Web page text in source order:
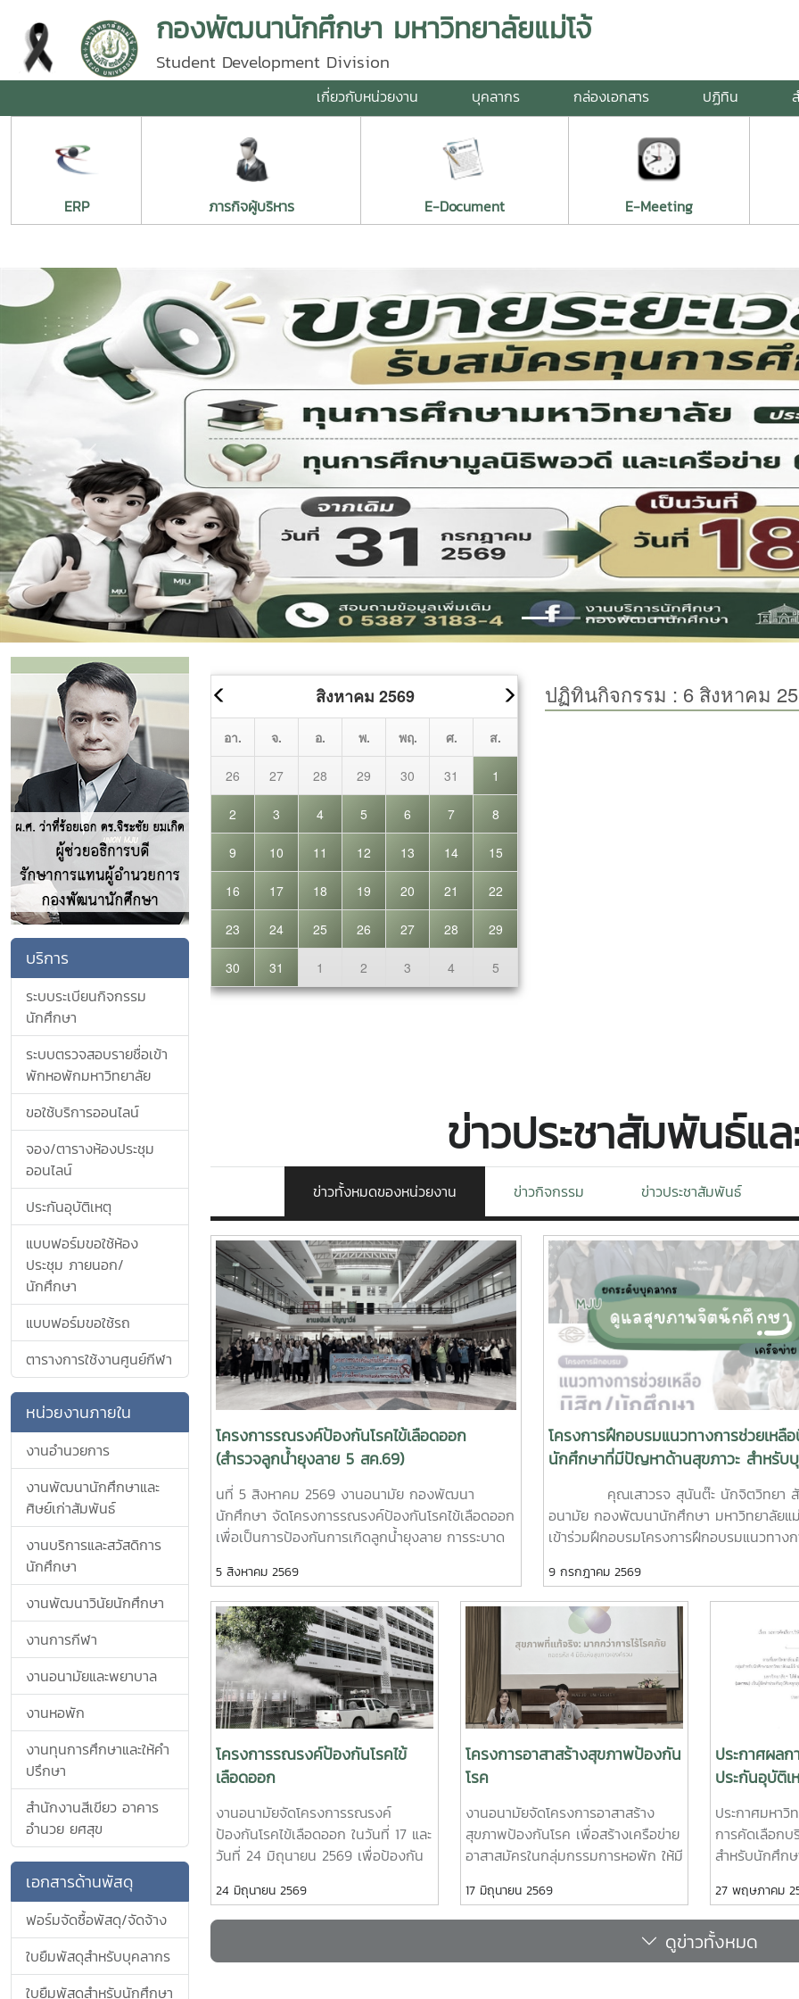
กองพัฒนานักศึกษา มหาวิทยาลัยแม่โจ้
Student Development Division
เกี่ยวกับหน่วยงาน บุคลากร กล่องเอกสาร ปฏิทิน
ERP ภารกิจผู้บริหาร E-Document E-Meeting
Previous
บริการ
ระบบระเบียนกิจกรรม
นักศึกษา
ระบบตรวจสอบรายชื่อเข้า
พักหอพักมหาวิทยาลัย
ขอใช้บริการออนไลน์
จอง/ตารางห้องประชุม
ออนไลน์
ประกันอุบัติเหตุ
แบบฟอร์มขอใช้ห้อง
ประชุม ภายนอก/
นักศึกษา
แบบฟอร์มขอใช้รถ
ตารางการใช้งานศูนย์กีฬา
หน่วยงานภายใน
งานอำนวยการ
งานพัฒนานักศึกษาและ
ศิษย์เก่าสัมพันธ์
งานบริการและสวัสดิการ
นักศึกษา
งานพัฒนาวินัยนักศึกษา
งานการกีฬา
งานอนามัยและพยาบาล
งานหอพัก
งานทุนการศึกษาและให้คำ
ปรึกษา
สำนักงานสีเขียว อาคาร
อำนวย ยศสุข
เอกสารด้านพัสดุ
ฟอร์มจัดซื้อพัสดุ/จัดจ้าง
ใบยืมพัสดุสำหรับบุคลากร
ใบยืมพัสดุสำหรับนักศึกษา
ข่าวประชาสัมพันธ์แ
ข่าวทั้งหมดของหน่วยงาน ข่าวกิจกรรม ข่าวประชาสัมพันธ์
โครงการรณรงค์ป้องกันโรคไข้เลือดออก
(สำรวจลูกน้ำยุงลาย 5 สค.69)
นที่ 5 สิงหาคม 2569 งานอนามัย กองพัฒนา
นักศึกษา จัดโครงการรณรงค์ป้องกันโรคไข้เลือดออก
เพื่อเป็นการป้องกันการเกิดลูกน้ำยุงลาย การระบาด
หน้าที่ศูนย์สุขภาพชุมชนตำบลหนองหาร และนักศึกษา
จิตอาสา ร่วมกันสำรวจทำลายแหล่งเพาะพันธุ์ยุงลาย
บริเวณ บ้านพักบุคลากร แฟลต และบริเวณพื้นที่่โดย
รอบมหาวิทยาลัยแม่โจ้ ทั้งนี้ได้รับความอนุเคราะห์รถ
รับนักศึกษาจากกองกายภาพและสิ่งแวดล้อม
5 สิงหาคม 2569
โครงการฝึกอบรมแนวทางการช่วยเหลื
นักศึกษาที่มีปัญหาด้านสุขภาวะ สำหรับ
ผู้ปฏิบัติงานด้านสุขภาพจิต
คุณเสาวรจ สุนันต๊ะ นักจิตวิทยา สั
อนามัย กองพัฒนานักศึกษา มหาวิทยาลัยแ
เข้าร่วมฝึกอบรมโครงการฝึกอบรมแนวทาง
บุคลากรผู้ปฏิบัติงานด้านสุขภาพจิตระหว่าง
กรกฎาคม 2569 ณ ห้องบรรยาย ชั้น 1 ก
นิสิต อาคารระพีสาคริก มหาวิทยาลัย
เกษตรศาสตร์ โดยมีผู้บริหารและบุคลากรจา
ข่าย ทปอ. และเครือข่ายสมาคมอุดมศึกษาเ
ประเทศไทย (สสอท.) การอบรมครั้งนี้มุ่งเน้
พัฒนาองค์ความรู้และทักษะที่จำเป็นในการดู
นักศึกษา ครอบคลุมตั้งแต่:ความรู้พื้นฐานด้
จิต: เรียนรู้แนวโน้มปัญหา และปัจจัยเสี่ยงต่
คัดกรองและประเมินสุขภาพจิตเบื้องต้น: ด้ว
มือมาตรฐาน เช่น DASS-21, PHQ-9 และ
ทักษะการให้คำปรึกษาเบื้องต้น: อาทิ การฟั
รับ (Active Listening), ความเข้าใจใส่ใจ
(Empathy) และการปฐมพยาบาลทางจิตใจ
เรียนรู้ระบบการดูแลและการส่งต่อกรณีฉุกเ
ทำงานร่วมกับผู้เชี่ยวชาญทางการแพทย์ ต
การติดตามดูแลนิสิตอย่างต่อเนื่องสำหรับวั
ของการอบรม มุ่งเน้นการจัดการสถานการ
9 กรกฎาคม 2569
โครงการรณรงค์ป้องกันโรคไข้
เลือดออก
งานอนามัยจัดโครงการรณรงค์
ป้องกันโรคไข้เลือดออก ในวันที่ 17 และ
วันที่ 24 มิถุนายน 2569 เพื่อป้องกัน
มหาวิทยาลัยแม่โจ้ และเป็นการควบคุม
เฝ้าระวังการเกิดโรค อีกทั้งเป็นการ
เปิดเทอม ในปีการศึกษา 2569 โดย
24 มิถุนายน 2569
โครงการอาสาสร้างสุขภาพป้องกัน
โรค
งานอนามัยจัดโครงการอาสาสร้าง
สุขภาพป้องกันโรค เพื่อสร้างเครือข่าย
อาสาสมัครในกลุ่มกรรมการหอพัก ให้มี
ป้องกันโรค รู้วิธีการช่วยเหลือดูแล
แก้ไขปัญหาสุขภาพ ในกลุ่มกรรมการ
หอพักด้วย ผู้นำนักศึกษา และเจ้าหน้าที่
งานหอพัก โดยเชิญคุณนที ใจเปรม
17 มิถุนายน 2569
ประกาศผล
ประกันอุบัติ
ปีการศึกษา
ประกาศมหาวิ
การคัดเลือก
สำหรับนักศึก
มหาวิทยาลัยแ
บริษัทประกัน
อุบัติเหตุกลุ่ม
มหาวิทยาลัยแ
27 พฤษภาคม
ดูข่าวทั้งหมด